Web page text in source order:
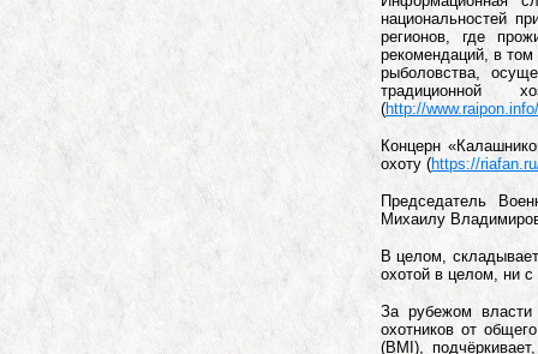
национальностей
регионов, где
рекомендаций, в том
рыболовства,
традиционной
(http://
Концерн
охоту (https://
Председатель
Михаилу
В целом,
охотой в целом, ни с
За рубежом власти
охотников от
(BMI),